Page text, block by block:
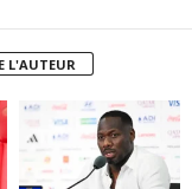
L'AUTEUR